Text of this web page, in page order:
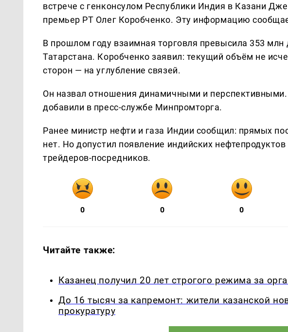
встрече с генконсулом Республики Индия в Казани
премьер РТ Олег Коробченко. Эту информацию
В прошлом году взаимная торговля превысила 353 млн
Татарстана. Коробченко заявил: текущий объём не
сторон — на углубление связей.
Он назвал отношения динамичными и перспективными.
добавили в пресс-службе Минпромторга.
Ранее министр нефти и газа Индии сообщил: прямых
нет. Но допустил появление индийских
трейдеров-посредников.
0 0 0
Читайте также:
Казанец получил 20 лет строгого режима за
До 16 тысяч за капремонт: жители казанской
прокуратуру